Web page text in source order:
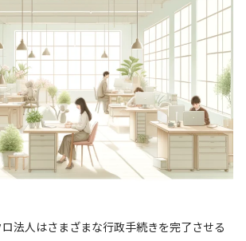
法人はさまざまな行政手続きを完了させる